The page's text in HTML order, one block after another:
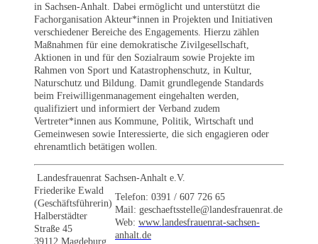
in Sachsen-Anhalt. Dabei ermöglicht und unterstützt die
Fachorganisation Akteur*innen in Projekten und Initiativen
verschiedener Bereiche des Engagements. Hierzu zählen
Maßnahmen für eine demokratische Zivilgesellschaft,
Aktionen in und für den Sozialraum sowie Projekte im
Rahmen von Sport und Katastrophenschutz, in Kultur,
Naturschutz und Bildung. Damit grundlegende Standards
beim Freiwilligenmanagement eingehalten werden,
qualifiziert und informiert der Verband zudem
Vertreter*innen aus Kommune, Politik, Wirtschaft und
Gemeinwesen sowie Interessierte, die sich engagieren oder
ehrenamtlich betätigen wollen.
Landesfrauenrat Sachsen-Anhalt e.V.
Friederike Ewald
(Geschäftsführerin)
Halberstädter
Straße 45
39112 Magdeburg
Telefon: 0391 / 607 726 65
Mail: geschaeftsstelle@landesfrauenrat.de
Web: www.landesfrauenrat-sachsen-
anhalt.de